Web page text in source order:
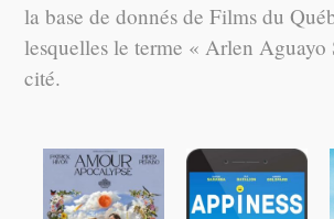
la base de donnés de Films du
lesquelles le terme « Arlen Aguayo
cité.